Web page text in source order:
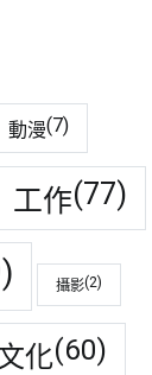
動漫(7)
工作(77)
攝影(2)
化(60)